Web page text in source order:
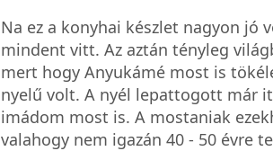
Na ez a konyhai készlet nagyon jó
mindent vitt. Az aztán tényleg
mert hogy Anyukámé most is
nyelű volt. A nyél lepattogott már
imádom most is. A mostaniak
valahogy nem igazán 40 - 50 évre